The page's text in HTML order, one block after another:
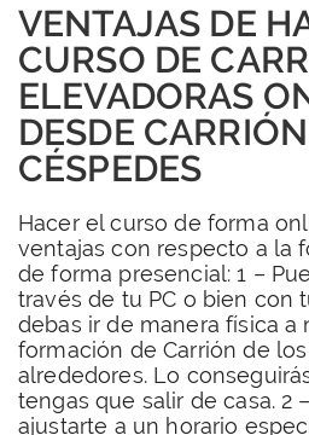
VENTAJAS DE
CURSO DE
ELEVADORAS
DESDE
CÉSPEDES
Hacer el curso de forma
ventajas con respecto a la
de forma presencial: 1 –
través de tu PC o bien con
debas ir de manera física a
formación de Carrión de
alrededores. Lo
tengas que salir de casa. 2
ajustarte a un horario